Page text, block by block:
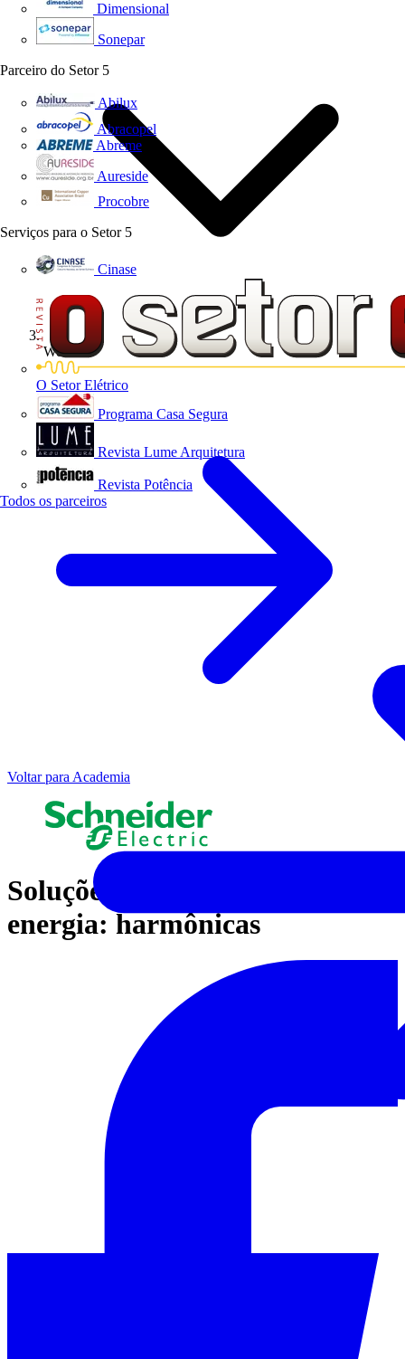
Dimensional
Sonepar
Parceiro do Setor 5
Abilux
Abracopel
Abreme
Aureside
Procobre
Serviços para o Setor 5
Cinase
O Setor Elétrico
Programa Casa Segura
Revista Lume Arquitetura
Revista Potência
Todos os parceiros
Webinar
Voltar para Academia
Soluções para qualidade de
energia: harmônicas